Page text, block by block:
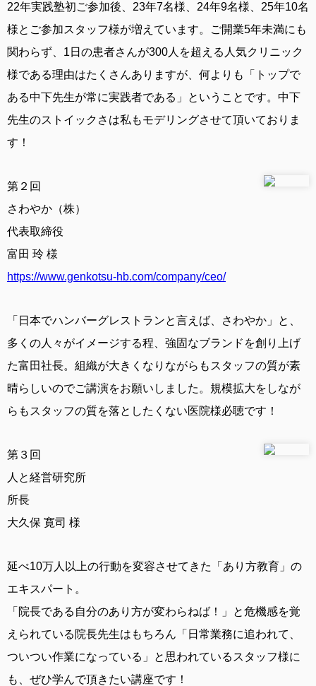
22年実践塾初ご参加後、23年7名様、24年9名様、25年10名
様とご参加スタッフ様が増えています。ご開業5年未満にも
関わらず、1日の患者さんが300人を超える人気クリニック
様である理由はたくさんありますが、何よりも「トップで
ある中下先生が常に実践者である」ということです。中下
先生のストイックさは私もモデリングさせて頂いておりま
す！
第２回
さわやか（株）
代表取締役
富田 玲 様
https://www.genkotsu-hb.com/company/ceo/
「日本でハンバーグレストランと言えば、さわやか」と、
多くの人々がイメージする程、強固なブランドを創り上げ
た富田社長。組織が大きくなりながらもスタッフの質が素
晴らしいのでご講演をお願いしました。規模拡大をしなが
らもスタッフの質を落としたくない医院様必聴です！
第３回
人と経営研究所
所長
大久保 寛司 様
延べ10万人以上の行動を変容させてきた「あり方教育」の
エキスパート。
「院長である自分のあり方が変わらねば！」と危機感を覚
えられている院長先生はもちろん「日常業務に追われて、
ついつい作業になっている」と思われているスタッフ様に
も、ぜひ学んで頂きたい講座です！